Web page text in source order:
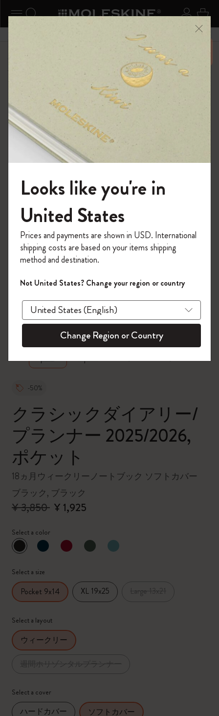
ナビゲーションの切替 ログ
検索 (キーワードなど) カ
6,500円以上のご購入で送料無料 メニ
ーを閉じる
ショップ
ウィークリープランナー
zoom.cta
-50%
クラシックダイアリー/
プランナー 2025/2026,
ポケット
18ヵ月ウィークリーノートブック ソフトカバー
ブラック, ブラック
¥ 3,850 ¥ 1,925
Select a color
選択済
*選択したカラー
Select a size
Pocket 9x14 XL 19x25
Select a layout
ウィークリー
Select a cover
ハードカバー ソフトカバー
モレスキンの世界へようこそ
「WELCOME10」を入力すると、初回注
文が10%オフ＋送料無料になります。セ
ール・アウトレット品は適用外。
Moleskineアカウントを作成して限定オフ
ァーや会員特典、さらに多くのインスピ
レーションを手に入れましょう。
今すぐ会員登録 !
Looks like you're in
United States
Prices and payments are shown in USD. International
shipping costs are based on your items shipping
method and destination.
Not United States? Change your region or country
Change Region or Country